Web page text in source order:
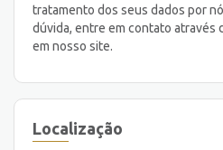
tratamento dos seus dados por
dúvida, entre em contato através
em nosso site.
Localização